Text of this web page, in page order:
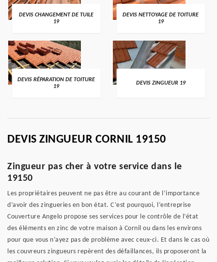
DEVIS CHANGEMENT DE TUILE
19
DEVIS NETTOYAGE DE TOITURE
19
DEVIS RÉPARATION DE TOITURE
19
DEVIS ZINGUEUR 19
DEVIS ZINGUEUR CORNIL 19150
Zingueur pas cher à votre service dans le
19150
Les propriétaires peuvent ne pas être au courant de l’importance
d’avoir des zingueries en bon état. C’est pourquoi, l’entreprise
Couverture Angelo propose ses services pour le contrôle de l’état
des éléments en zinc de votre maison à Cornil ou dans les environs
pour que vous n’ayez pas de problème avec ceux-ci. Et dans le cas où
les couvreurs zingueurs repèrent des défaillances, ils proposeront la